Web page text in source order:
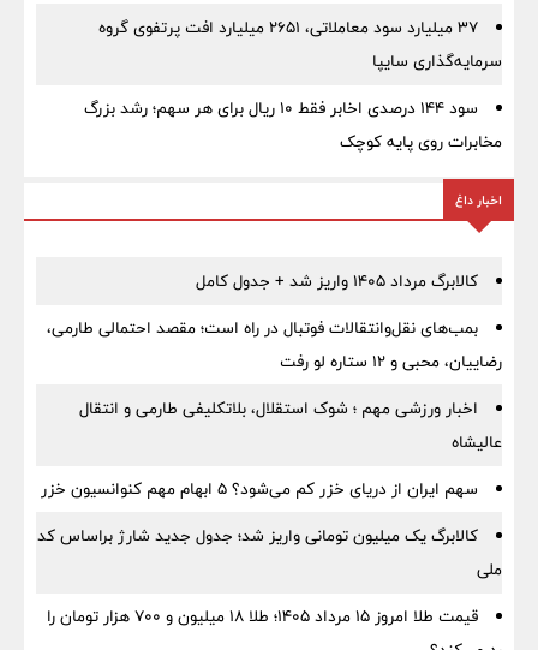
۳۷ میلیارد سود معاملاتی، ۲۶۵۱ میلیارد افت پرتفوی گروه
سرمایه‌گذاری سایپا
سود ۱۴۴ درصدی اخابر فقط ۱۰ ریال برای هر سهم؛ رشد بزرگ
مخابرات روی پایه کوچک
اخبار داغ
کالابرگ مرداد ۱۴۰۵ واریز شد + جدول کامل
بمب‌های نقل‌وانتقالات فوتبال در راه است؛ مقصد احتمالی طارمی،
رضاییان، محبی و ۱۲ ستاره لو رفت
اخبار ورزشی مهم ؛ شوک استقلال، بلاتکلیفی طارمی و انتقال
عالیشاه
سهم ایران از دریای خزر کم می‌شود؟ ۵ ابهام مهم کنوانسیون خزر
کالابرگ یک میلیون تومانی واریز شد؛ جدول جدید شارژ براساس کد
ملی
قیمت طلا امروز ۱۵ مرداد ۱۴۰۵؛ طلا ۱۸ میلیون و ۷۰۰ هزار تومان را